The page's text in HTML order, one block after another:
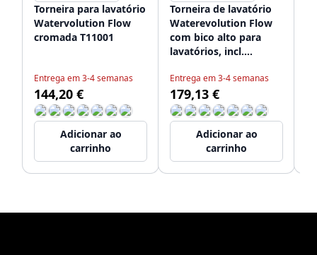
Torneira para lavatório
Watervolution Flow
cromada T11001
Entrega em 3-4 semanas
144,20 €
Adicionar ao
carrinho
Torneira de lavatório
Waterevolution Flow
com bico alto para
lavatórios, incl.
cromado T11501
Entrega em 3-4 semanas
179,13 €
Adicionar ao
carrinho